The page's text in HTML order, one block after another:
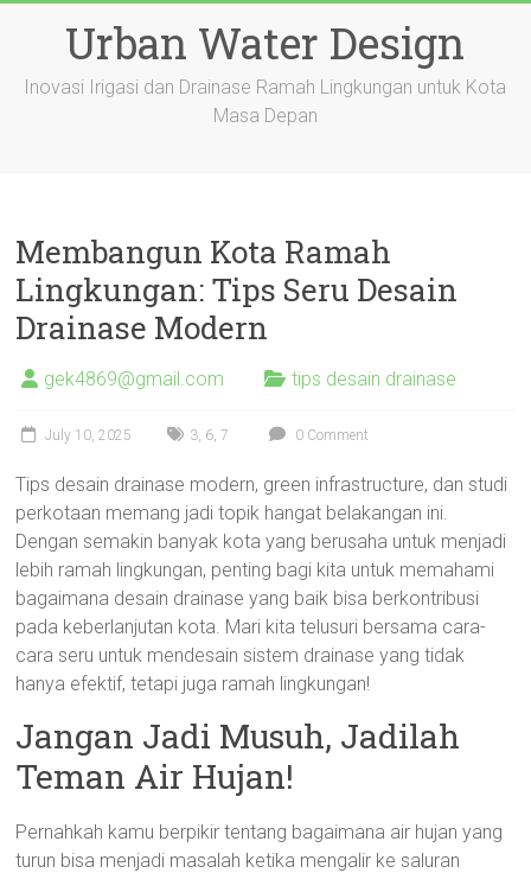
Urban Water Design
Inovasi Irigasi dan Drainase Ramah Lingkungan untuk Kota
Masa Depan
Membangun Kota Ramah
Lingkungan: Tips Seru Desain
Drainase Modern
gek4869@gmail.com tips desain drainase
July 10, 2025 3, 6,7 0 Comment
Tips desain drainase modern, green infrastructure, dan studi
perkotaan memang jadi topik hangat belakangan ini.
Dengan semakin banyak kota yang berusaha untuk menjadi
lebih ramah lingkungan, penting bagi kita untuk memahami
bagaimana desain drainase yang baik bisa berkontribusi
pada keberlanjutan kota. Mari kita telusuri bersama cara-
cara seru untuk mendesain sistem drainase yang tidak
hanya efektif, tetapi juga ramah lingkungan!
Jangan Jadi Musuh, Jadilah
Teman Air Hujan!
Pernahkah kamu berpikir tentang bagaimana air hujan yang
turun bisa menjadi masalah ketika mengalir ke saluran